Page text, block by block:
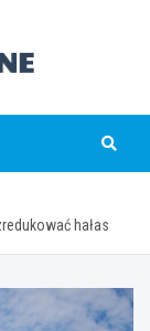
hałas